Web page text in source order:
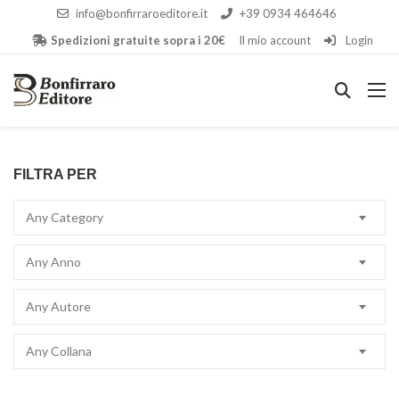
info@bonfirraroeditore.it
+39 0934 464646
Spedizioni gratuite sopra i 20€
Il mio account Login
FILTRA PER
Any Category
Any Anno
Any Autore
Any Collana